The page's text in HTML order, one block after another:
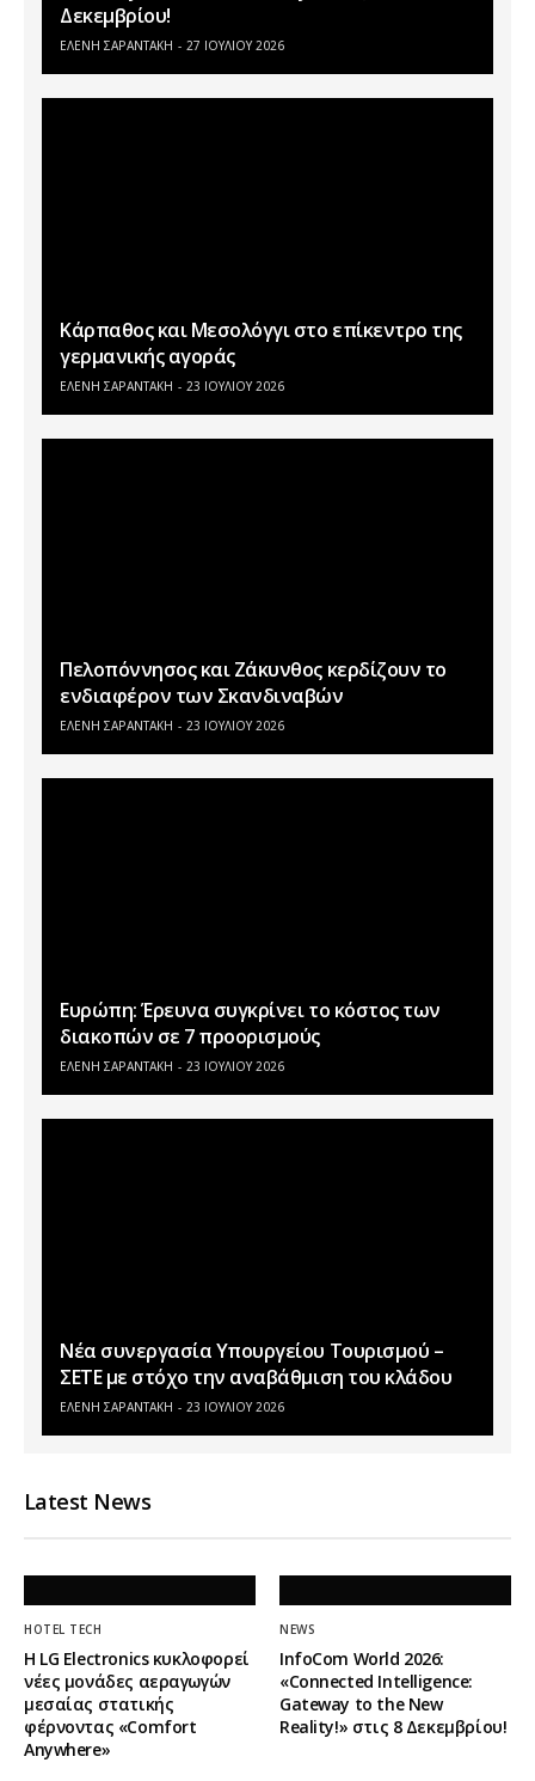
Δεκεμβρίου!
ΕΛΕΝΗ ΣΑΡΑΝΤΑΚΗ 27 ΙΟΥΛΊΟΥ 2026
Κάρπαθος και Μεσολόγγι στο επίκεντρο της
γερμανικής αγοράς
ΕΛΕΝΗ ΣΑΡΑΝΤΑΚΗ 23 ΙΟΥΛΊΟΥ 2026
Πελοπόννησος και Ζάκυνθος κερδίζουν το
ενδιαφέρον των Σκανδιναβών
ΕΛΕΝΗ ΣΑΡΑΝΤΑΚΗ 23 ΙΟΥΛΊΟΥ 2026
Ευρώπη: Έρευνα συγκρίνει το κόστος των
διακοπών σε 7 προορισμούς
ΕΛΕΝΗ ΣΑΡΑΝΤΑΚΗ 23 ΙΟΥΛΊΟΥ 2026
Νέα συνεργασία Υπουργείου Τουρισμού –
ΣΕΤΕ με στόχο την αναβάθμιση του κλάδου
ΕΛΕΝΗ ΣΑΡΑΝΤΑΚΗ 23 ΙΟΥΛΊΟΥ 2026
Latest News
HOTEL TECH
Η LG Electronics κυκλοφορεί
νέες μονάδες αεραγωγών
μεσαίας στατικής
φέρνοντας «Comfort
Anywhere»
NEWS
InfoCom World 2026:
«Connected Intelligence:
Gateway to the New
Reality!» στις 8 Δεκεμβρίου!